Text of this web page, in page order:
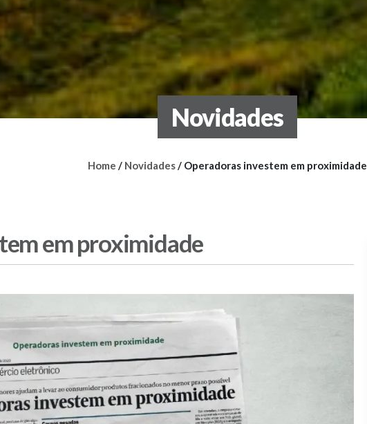
Novidades
Home / Novidades/ Operadoras investem em proximidade
em proximidade